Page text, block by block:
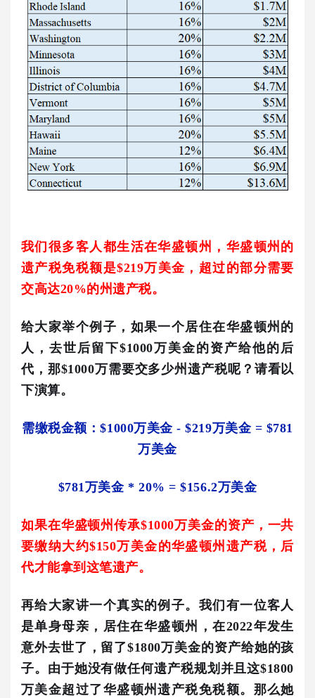
我们很多客人都生活在华盛顿州，华盛顿州的
遗产税免税额是$219万美金，超过的部分需要
交高达20%的州遗产税。
给大家举个例子，如果一个居住在华盛顿州的
人，去世后留下$1000万美金的资产给他的后
代，那$1000万需要交多少州遗产税呢？请看以
下演算。
需缴税金额：$1000万美金 - $219万美金 = $781
万美金
$781万美金 * 20% = $156.2万美金
如果在华盛顿州传承$1000万美金的资产， 一共
要缴纳大约$150万美金的华盛顿州遗产税，后
代才能拿到这笔遗产。
再给大家讲一个真实的例子。我们有一位客人
是单身母亲，居住在华盛顿州，在2022年发生
意外去世了，留了$1800万美金的资产给她的孩
子。由于她没有做任何遗产税规划并且这$1800
万美金超过了华盛顿州遗产税免税额。那么她